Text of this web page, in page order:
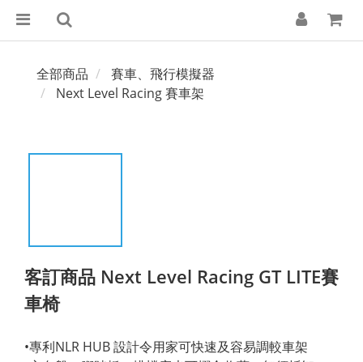
全部商品
賽車、飛行模擬器
Next Level Racing 賽車架
客訂商品 Next Level Racing GT LITE賽
車椅
•專利NLR HUB 設計令用家可快速及容易調較車架